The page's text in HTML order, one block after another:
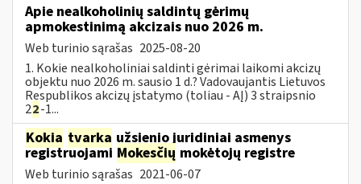
Apie nealkoholinių saldintų gėrimų
apmokestinimą akcizais nuo 2026 m.
Web turinio sąrašas 2025-08-20
1. Kokie nealkoholiniai saldinti gėrimai laikomi akcizų
objektu nuo 2026 m. sausio 1 d.? Vadovaujantis Lietuvos
Respublikos akcizų įstatymo (toliau - AĮ) 3 straipsnio
22-1...
Kokia tvarka užsienio juridiniai asmenys
registruojami Mokesčių mokėtojų registre
Web turinio sąrašas 2021-06-07